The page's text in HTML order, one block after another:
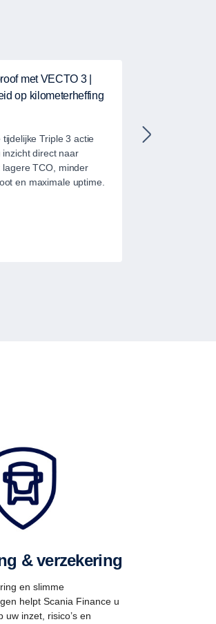
met VECTO 3 |
op kilometerheffing
tijdelijke Triple 3 actie
inzicht direct naar
lagere TCO, minder
en maximale uptime.
Ontdek ons
& verzekering
en slimme
helpt Scania Finance u
uw inzet, risico’s en